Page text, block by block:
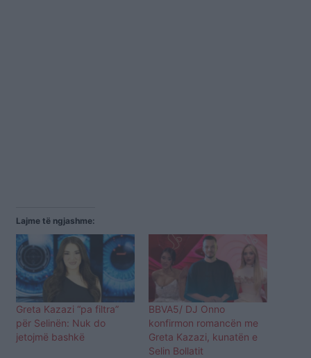
Lajme të ngjashme:
Greta Kazazi “pa filtra”
për Selinën: Nuk do
jetojmë bashkë
BBVA5/ DJ Onno
konfirmon romancën me
Greta Kazazi, kunatën e
Selin Bollatit